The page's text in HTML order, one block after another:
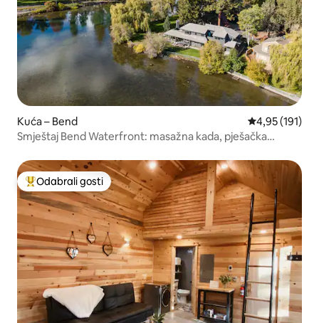
Kuća – Bend Prosječna
4,95 (191)
Smještaj Bend Waterfront: masažna kada, pješačka
Među najviše rangiranima s oznakom „Odabrali gosti”
Odabrali gosti